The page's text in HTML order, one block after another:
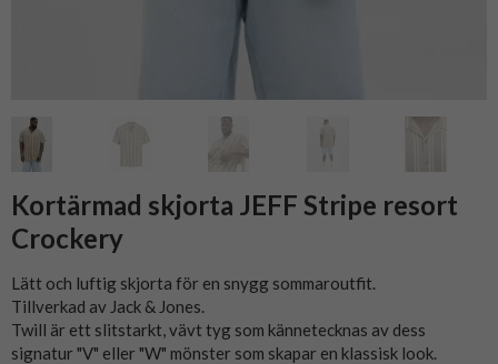
Kortärmad skjorta JEFF Stripe resort
Crockery
Lätt och luftig skjorta för en snygg sommaroutfit.
Tillverkad av Jack & Jones.
Twill är ett slitstarkt, vävt tyg som kännetecknas av dess
signatur "V" eller "W" mönster som skapar en klassisk look.